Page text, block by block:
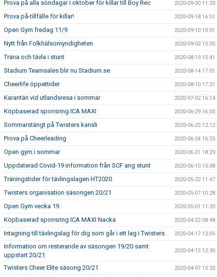
Prova på alla söndagar i oktober för killar till Boy Rec 2020-09-30 11:20
Prova på-tillfälle för killar! 2020-09-18 16:51
Open Gym fredag 11/9 2020-09-10 10:01
Nytt från Folkhälsomyndigheten 2020-09-02 15:05
Träna och tävla i stunt 2020-08-19 15:41
Stadium Teamsales blir nu Stadium.se 2020-08-14 17:01
Cheerlife öppettider 2020-08-10 17:21
Karantän vid utlandsresa i sommar 2020-07-02 16:14
Köpbaserad sponsring ICA MAXI 2020-06-29 16:05
Sommarstängt på Twisters kansli 2020-06-25 12:12
Prova på Cheerleading 2020-06-24 16:55
Open gym i sommar 2020-06-21 18:29
Uppdaterad Covid-19 information från SCF ang stunt 2020-06-10 15:08
Träningstider för tävlingslagen HT2020 2020-05-22 11:47
Twisters organisation säsongen 20/21 2020-05-07 10:28
Open Gym vecka 19 2020-05-01 11:20
Köpbaserad sponsring ICA MAXI Nacka 2020-04-22 08:48
Intagning till tävlingslag för dig som går i ett lag i Twisters 2020-04-17 12:05
Information om resterande av säsongen 19/20 samt
uppstart 20/21
2020-04-15 12:30
Twisters Cheer Elite säsong 20/21 2020-04-07 15:20